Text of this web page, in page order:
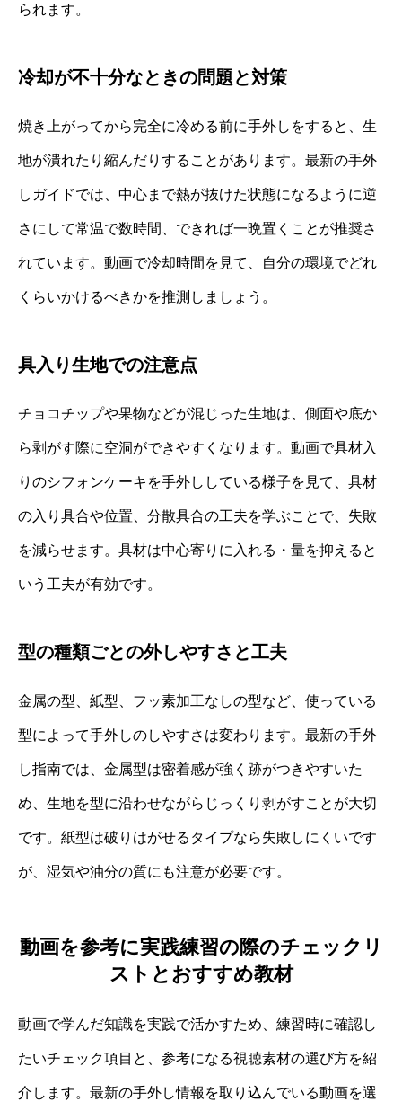
られます。
冷却が不十分なときの問題と対策
焼き上がってから完全に冷める前に手外しをすると、生
地が潰れたり縮んだりすることがあります。最新の手外
しガイドでは、中心まで熱が抜けた状態になるように逆
さにして常温で数時間、できれば一晩置くことが推奨さ
れています。動画で冷却時間を見て、自分の環境でどれ
くらいかけるべきかを推測しましょう。
具入り生地での注意点
チョコチップや果物などが混じった生地は、側面や底か
ら剥がす際に空洞ができやすくなります。動画で具材入
りのシフォンケーキを手外ししている様子を見て、具材
の入り具合や位置、分散具合の工夫を学ぶことで、失敗
を減らせます。具材は中心寄りに入れる・量を抑えると
いう工夫が有効です。
型の種類ごとの外しやすさと工夫
金属の型、紙型、フッ素加工なしの型など、使っている
型によって手外しのしやすさは変わります。最新の手外
し指南では、金属型は密着感が強く跡がつきやすいた
め、生地を型に沿わせながらじっくり剥がすことが大切
です。紙型は破りはがせるタイプなら失敗しにくいです
が、湿気や油分の質にも注意が必要です。
動画を参考に実践練習の際のチェックリ
ストとおすすめ教材
動画で学んだ知識を実践で活かすため、練習時に確認し
たいチェック項目と、参考になる視聴素材の選び方を紹
介します。最新の手外し情報を取り込んでいる動画を選